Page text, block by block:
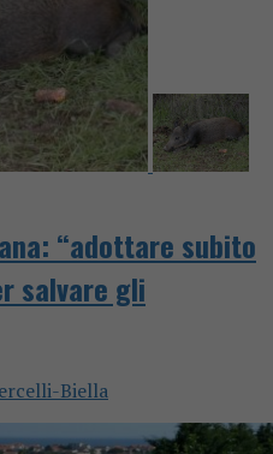
“adottare subito
salvare gli
Biella